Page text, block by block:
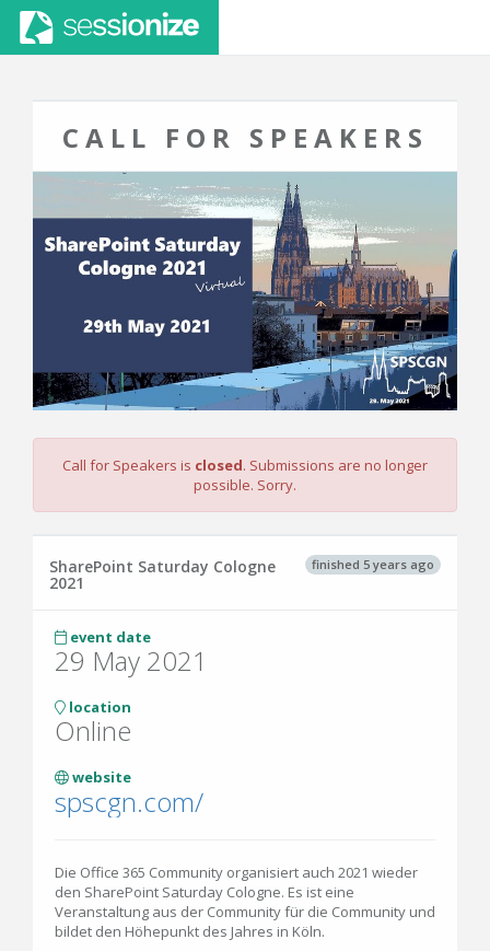
CALL FOR SPEAKERS
Call for Speakers is closed. Submissions are no longer
possible. Sorry.
finished 5 years ago
SharePoint Saturday Cologne
2021
event date
29 May 2021
location
Online
website
spscgn.com/
Die Office 365 Community organisiert auch 2021 wieder
den SharePoint Saturday Cologne. Es ist eine
Veranstaltung aus der Community für die Community und
bildet den Höhepunkt des Jahres in Köln.